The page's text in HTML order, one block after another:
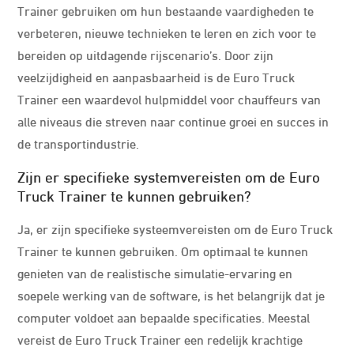
Trainer gebruiken om hun bestaande vaardigheden te
verbeteren, nieuwe technieken te leren en zich voor te
bereiden op uitdagende rijscenario’s. Door zijn
veelzijdigheid en aanpasbaarheid is de Euro Truck
Trainer een waardevol hulpmiddel voor chauffeurs van
alle niveaus die streven naar continue groei en succes in
de transportindustrie.
Zijn er specifieke systemvereisten om de Euro
Truck Trainer te kunnen gebruiken?
Ja, er zijn specifieke systeemvereisten om de Euro Truck
Trainer te kunnen gebruiken. Om optimaal te kunnen
genieten van de realistische simulatie-ervaring en
soepele werking van de software, is het belangrijk dat je
computer voldoet aan bepaalde specificaties. Meestal
vereist de Euro Truck Trainer een redelijk krachtige